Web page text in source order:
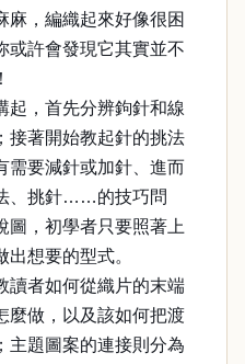
麻，編織起來好像很困
或許會發現它其實並不
起，首先分辨鉤針和線
接著開始教起針的挑法
需要減針或加針、進而
、挑針……的技巧問
圖，初學者只要照著上
想要的型式。
讀者如何從織片的末端
麼做，以及該如何把渡
主題圖案的連接則分為